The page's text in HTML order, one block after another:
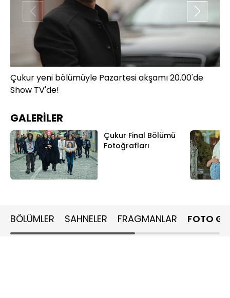
Çukur yeni bölümüyle Pazartesi akşamı 20.00'de
Show TV'de!
GALERİLER
Çukur Final Bölümü
Fotoğrafları
BÖLÜMLER SAHNELER FRAGMANLAR FOTO